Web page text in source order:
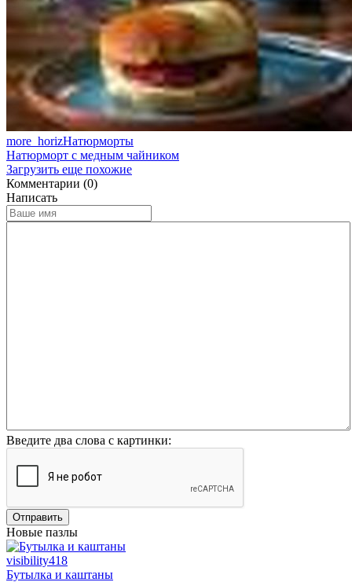
more_horizНатюрморты
Натюрморт с медным чайником
Загрузить еще похожие
Комментарии (0)
Написать
Введите два слова с картинки:
Отправить
Новые пазлы
visibility418
Бутылка и каштаны